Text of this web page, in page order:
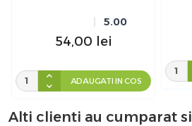
5.00
54,00 lei
ADAUGATI IN COS
Alti clienti au cumparat si